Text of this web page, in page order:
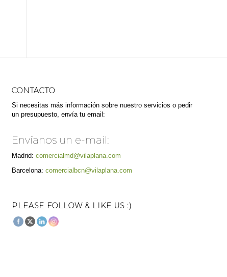
CONTACTO
Si necesitas más información sobre nuestro servicios o pedir
un presupuesto, envía tu email:
Envíanos un e-mail:
Madrid:comercialmd@vilaplana.com
Barcelona:comercialbcn@vilaplana.com
PLEASE FOLLOW & LIKE US :)